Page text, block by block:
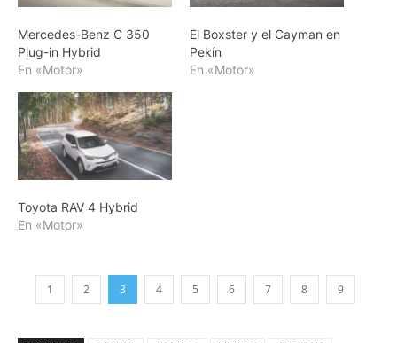
Mercedes-Benz C 350
Plug-in Hybrid
En «Motor»
El Boxster y el Cayman en
Pekín
En «Motor»
Toyota RAV 4 Hybrid
En «Motor»
1 2 3 4 5 6 7 8 9